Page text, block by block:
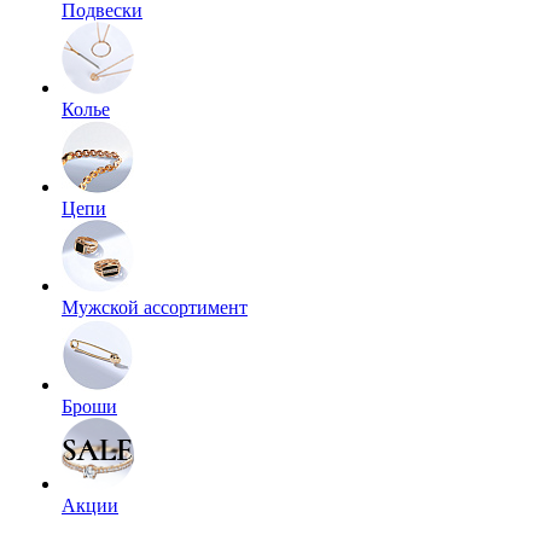
Подвески
Колье
Цепи
Мужской ассортимент
Броши
Акции